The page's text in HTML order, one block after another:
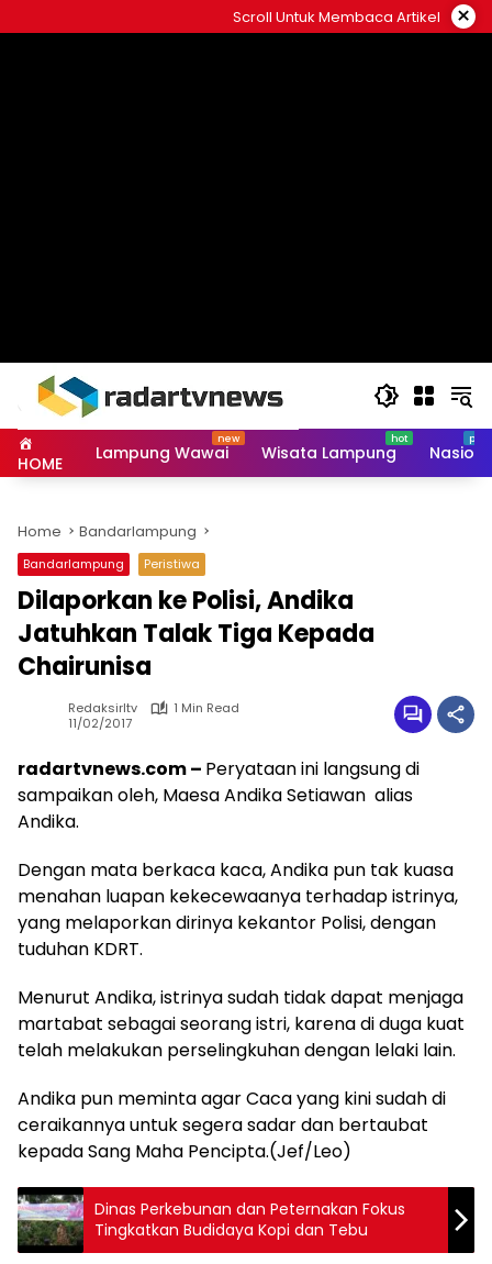
to
Scroll Untuk Membaca Artikel ×
HOME Lampung Wawai Wisata Lampung
Home Bandarlampung
Bandarlampung Peristiwa
Dilaporkan ke Polisi, Andika
Jatuhkan Talak Tiga Kepada
Chairunisa
Redaksirltv
1 Min Read
11/02/2017
radartvnews.com – Peryataan ini langsung di
sampaikan oleh, Maesa Andika Setiawan alias
Andika.
Dengan mata berkaca kaca, Andika pun tak kuasa
menahan luapan kekecewaanya terhadap istrinya,
yang melaporkan dirinya kekantor Polisi, dengan
tuduhan KDRT.
Menurut Andika, istrinya sudah tidak dapat menjaga
martabat sebagai seorang istri, karena di duga kuat
telah melakukan perselingkuhan dengan lelaki lain.
Andika pun meminta agar Caca yang kini sudah di
ceraikannya untuk segera sadar dan bertaubat
kepada Sang Maha Pencipta.(Jef/Leo)
Dinas Perkebunan dan Peternakan Fokus
Tingkatkan Budidaya Kopi dan Tebu